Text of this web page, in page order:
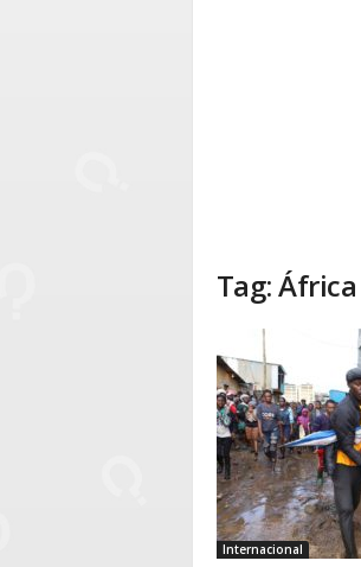
Tag: África
Internacional